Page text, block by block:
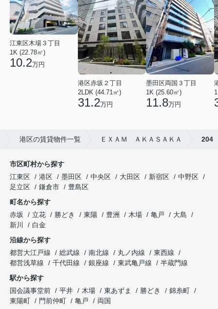
江東区木場３丁目
1K (22.78㎡)
10.2万円
港区赤坂２丁目
2LDK (44.71㎡)
31.2万円
墨田区両国３丁目
1K (25.60㎡)
11.8万円
港区の賃貸物件一覧 ＥＸＡＭ ＡＫＡＳＡＫＡ 204
市区町村から探す
江東区
港区 墨田区 中央区 大田区 新宿区
中野区
足立区
鎌倉市
豊島区
町名から探す
赤坂
立花 勝どき 東陽 豊洲 木場 亀戸
大島
新川
白金
沿線から探す
都営大江戸線
総武線 南北線 丸ノ内線
東西線
都営浅草線
千代田線 銀座線 東武亀戸線
半蔵門線
駅から探す
国会議事堂前
平井 木場 東あずま 勝どき
錦糸町
東陽町
門前仲町 亀戸 両国